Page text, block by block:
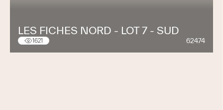
LES FICHES NORD - LOT 7 - SUD
1621 62474